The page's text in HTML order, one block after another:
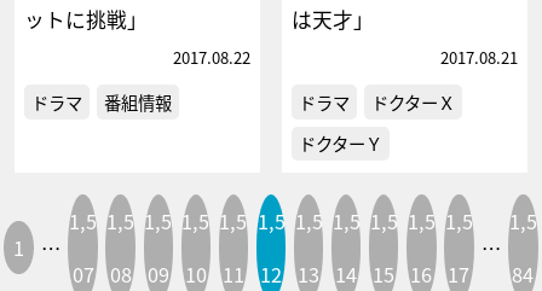
ットに挑戦」
2017.08.22
ドラマ 番組情報
は天才」
2017.08.21
ドラマ
ドクターＸ
ドクターＹ
1 …
1,5
07
1,5
08
1,5
09
1,5
10
1,5
11
1,5
12
1,5
13
1,5
14
1,5
15
1,5
16
1,5
17
…
1,5
84